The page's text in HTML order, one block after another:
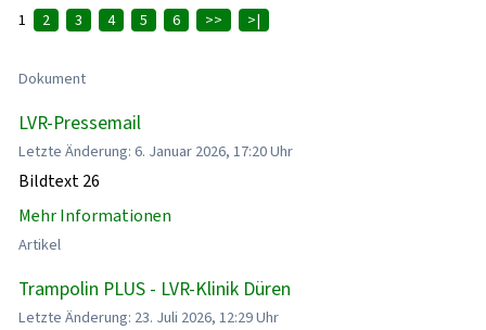
1 2 3 4 5 6 >> >|
Dokument
LVR-Pressemail
Letzte Änderung: 6. Januar 2026, 17:20 Uhr
Bildtext 26
Mehr Informationen
Artikel
Trampolin PLUS - LVR-Klinik Düren
Letzte Änderung: 23. Juli 2026, 12:29 Uhr